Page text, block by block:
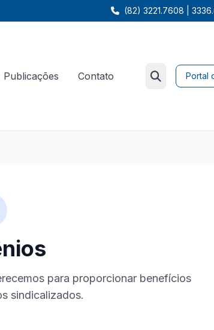
(82) 3221.7608 |
Publicações Contato Portal
para proporcionar benefícios
sindicalizados.